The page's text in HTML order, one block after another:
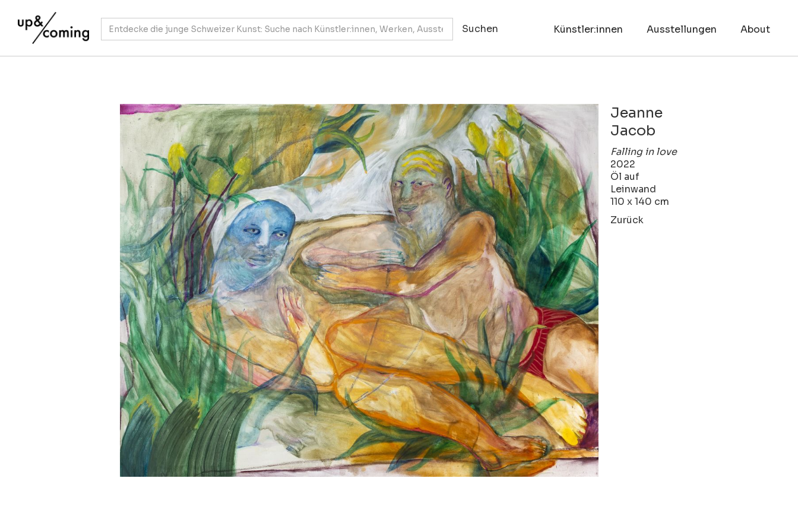
Künstler:innen Ausstellungen About
Jeanne
Jacob
Falling in love
2022
Öl auf
Leinwand
110 x 140 cm
Zurück